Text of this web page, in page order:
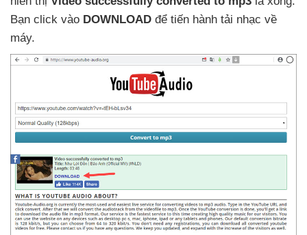
Bạn click vào DOWNLOAD để tiến hành tải nhạc về
máy.